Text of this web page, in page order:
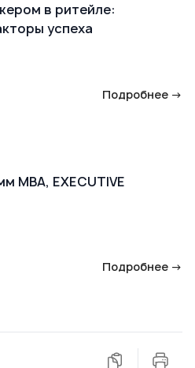
в ритейле:
успеха
Подробнее →
MBA, EXECUTIVE
Подробнее →